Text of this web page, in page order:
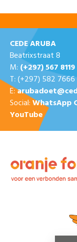
CEDE ARUBA
Beatrixstraat 8
M: (+297) 567 8119
T: (+297) 582
E:
Social:WhatsApp
YouTube